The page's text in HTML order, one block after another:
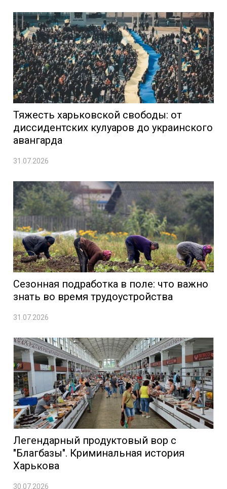
Тяжесть харьковской свободы: от
диссидентских кулуаров до украинского
авангарда
31.07.2026
Сезонная подработка в поле: что важно
знать во время трудоустройства
31.07.2026
Легендарный продуктовый вор с
"Благбазы". Криминальная история
Харькова
30.07.2026